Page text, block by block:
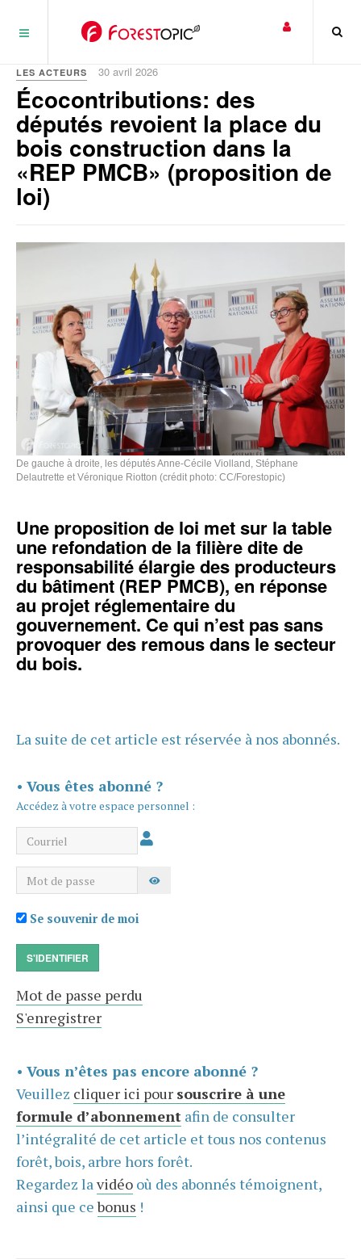
LES ACTEURS 30 avril 2026
Écocontributions: des
députés revoient la place du
bois construction dans la
«REP PMCB» (proposition de
loi)
De gauche à droite, les députés Anne-Cécile Violland, Stéphane
Delautrette et Véronique Riotton (crédit photo: CC/Forestopic)
Une proposition de loi met sur la table
une refondation de la filière dite de
responsabilité élargie des producteurs
du bâtiment (REP PMCB), en réponse
au projet réglementaire du
gouvernement. Ce qui n’est pas sans
provoquer des remous dans le secteur
du bois.
La suite de cet article est réservée à nos abonnés.
• Vous êtes abonné ?
Accédez à votre espace personnel :
Courriel
Mot de passe AFFICHER LE MOT DE PASSE
Se souvenir de moi
S'IDENTIFIER
Mot de passe perdu
S'enregistrer
• Vous n’êtes pas encore abonné ?
Veuillez cliquer ici pour souscrire à une
formule d’abonnement afin de consulter
l’intégralité de cet article et tous nos contenus
forêt, bois, arbre hors forêt.
Regardez lavidéo où des abonnés témoignent,
ainsi que cebonus !